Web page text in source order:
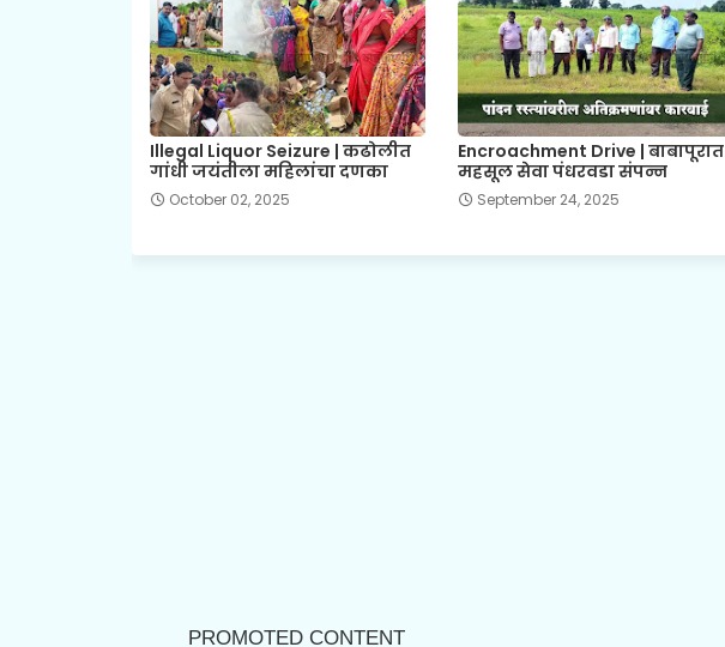
Illegal Liquor Seizure | कढोलीत
गांधी जयंतीला महिलांचा दणका
October 02, 2025
Encroachment Drive | बाबापूरात
महसूल सेवा पंधरवडा संपन्न
September 24, 2025